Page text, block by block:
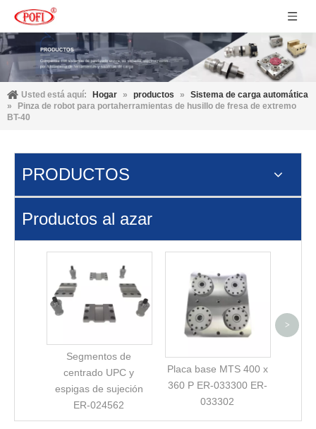
Usted está aquí: Hogar » productos »
Sistema de carga automática
»
Pinza de robot para portaherramientas de husillo de fresa de extremo
BT-40
PRODUCTOS
Productos al azar
Segmentos de
centrado UPC y
espigas de sujeción
ER-024562
Placa base MTS 400 x
360 P ER-033300 ER-
033302
>